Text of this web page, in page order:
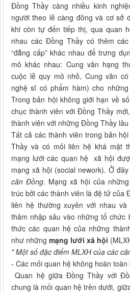
Đồng Thầy càng nhiều kinh
người theo lễ càng đông và cơ sở
khi còn tự đến tiếp thị, qua quan
nhau các Đồng Thầy có thêm
“đẳng cấp” khác nhau để trưng
mô khác nhau: Cung văn hạng
cuộc lễ quy mô nhỏ, Cung văn
nghệ sĩ có phẩm hàm) cho
Trong bản hội không giới hạn về
chục thành viên với Đồng Thầy
thành viên với những Đồng Thầy lâu
Tất cả các thành viên trong bản
Thầy và có mối liên hệ khá mật
mạng lưới các quan hệ xã hội
mạng xã hội (social nework). Ở
căn Đồng. Mạng xã hội của
trúc bởi các thành viên là đệ tử của
liên hệ thường xuyên với nhau
thâm nhập sâu vào những tổ chức
thức các quan hệ của những
như những mạng lưới xã hội
* Một số đặc điểm MLXH của các
- Các mối quan hệ không hoàn
Quan hệ giữa Đồng Thầy với
chung là mối quan hệ trên dưới,